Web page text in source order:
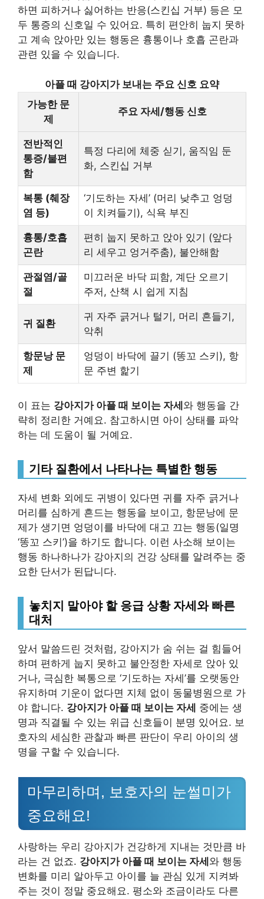
하면 피하거나 싫어하는 반응(스킨십 거부) 등은 모
두 통증의 신호일 수 있어요. 특히 편안히 눕지 못하
고 계속 앉아만 있는 행동은 흉통이나 호흡 곤란과
관련 있을 수 있습니다.
아플 때 강아지가 보내는 주요 신호 요약
가능한 문
제
주요 자세/행동 신호
전반적인
통증/불편
함
특정 다리에 체중 싣기, 움직임 둔
화, 스킨십 거부
복통 (췌장
염 등)
‘기도하는 자세’ (머리 낮추고 엉덩
이 치켜들기), 식욕 부진
흉통/호흡
곤란
편히 눕지 못하고 앉아 있기 (앞다
리 세우고 엉거주춤), 불안해함
관절염/골
절
미끄러운 바닥 피함, 계단 오르기
주저, 산책 시 쉽게 지침
귀 질환
귀 자주 긁거나 털기, 머리 흔들기,
악취
항문낭 문
제
엉덩이 바닥에 끌기 (똥꼬 스키), 항
문 주변 핥기
이 표는 강아지가 아플 때 보이는 자세 와 행동을 간
략히 정리한 거예요. 참고하시면 아이 상태를 파악
하는 데 도움이 될 거예요.
기타 질환에서 나타나는 특별한 행동
자세 변화 외에도 귀병이 있다면 귀를 자주 긁거나
머리를 심하게 흔드는 행동을 보이고, 항문낭에 문
제가 생기면 엉덩이를 바닥에 대고 끄는 행동(일명
‘똥꼬 스키’)을 하기도 합니다. 이런 사소해 보이는
행동 하나하나가 강아지의 건강 상태를 알려주는 중
요한 단서가 된답니다.
놓치지 말아야 할 응급 상황 자세와 빠른
대처
앞서 말씀드린 것처럼, 강아지가 숨 쉬는 걸 힘들어
하며 편하게 눕지 못하고 불안정한 자세로 앉아 있
거나, 극심한 복통으로 ‘기도하는 자세’를 오랫동안
유지하며 기운이 없다면 지체 없이 동물병원으로 가
야 합니다. 강아지가 아플 때 보이는 자세 중에는 생
명과 직결될 수 있는 위급 신호들이 분명 있어요. 보
호자의 세심한 관찰과 빠른 판단이 우리 아이의 생
명을 구할 수 있습니다.
마무리하며, 보호자의 눈썰미가
중요해요!
사랑하는 우리 강아지가 건강하게 지내는 것만큼 바
라는 건 없죠. 강아지가 아플 때 보이는 자세 와 행동
변화를 미리 알아두고 아이를 늘 관심 있게 지켜봐
주는 것이 정말 중요해요. 평소와 조금이라도 다른